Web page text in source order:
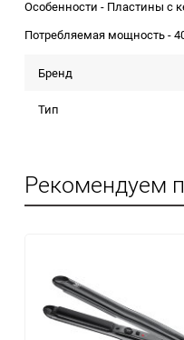
Особенности - Пластины с
Потребляемая мощность -
Бренд
Тип
Рекомендуем